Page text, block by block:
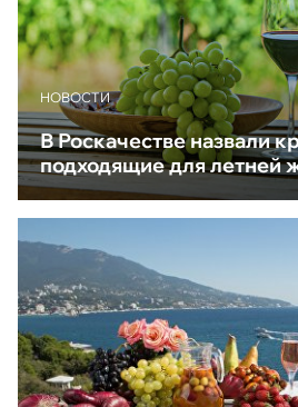
НОВОСТИ
В Роскачестве назвали
подходящие для летней